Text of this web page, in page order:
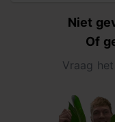
Niet
Of
Vraag